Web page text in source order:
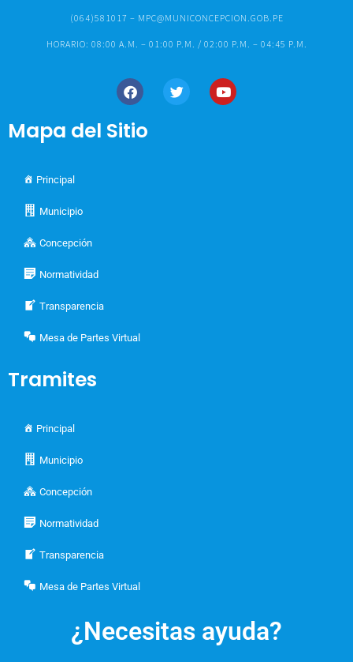
(064)581017 – MPC@MUNICONCEPCION.GOB.PE
HORARIO: 08:00 A.M. – 01:00 P.M. / 02:00 P.M. – 04:45 P.M.
Mapa del Sitio
Principal
Municipio
Concepción
Normatividad
Transparencia
Mesa de Partes Virtual
Tramites
Principal
Municipio
Concepción
Normatividad
Transparencia
Mesa de Partes Virtual
¿Necesitas ayuda?